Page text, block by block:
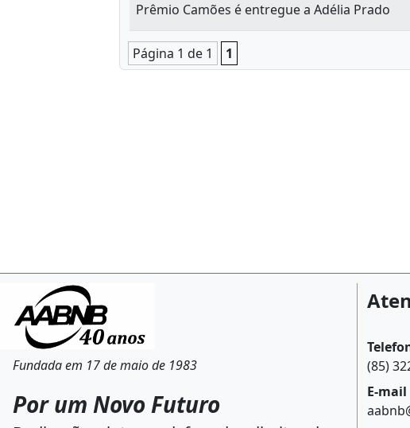
Prêmio Camões é entregue a Adélia Prado
Página 1 de 1 1
Fundada em 17 de maio de 1983
Por um Novo Futuro
(85)
E-mail